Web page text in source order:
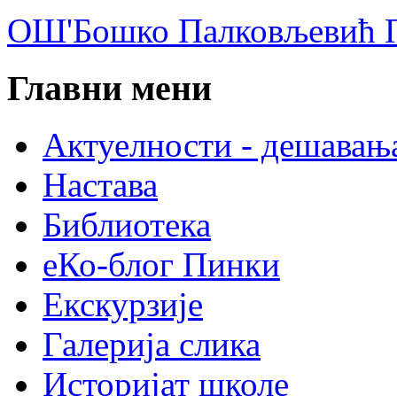
ОШ'Бошко Палковљевић
Главни мени
Актуелности -
Настава
Библиотека
еКо-блог Пинки
Екскурзије
Галерија слика
Историјат школе